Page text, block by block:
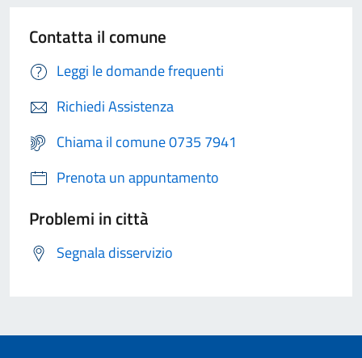
Contatta il comune
Leggi le domande frequenti
Richiedi Assistenza
Chiama il comune 0735 7941
Prenota un appuntamento
Problemi in città
Segnala disservizio